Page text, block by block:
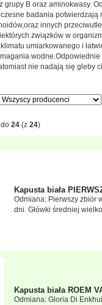
grupy B oraz aminokwasy.
badania
innych
związków w
umiarkowanego i
nie nadają się gleby
do 24 (z 24)
Kapusta biała
Odmiana: Pierwszy zbiór
dni. Główki średniej
Kapusta biała ROEM
Odmiana: Gloria Di